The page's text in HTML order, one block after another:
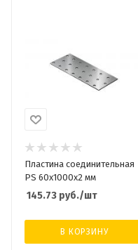
Пластина соединительная
PS 60х1000х2 мм
145.73 руб./шт
В КОРЗИНУ